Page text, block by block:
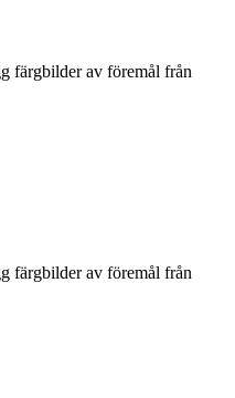
färgbilder av föremål från
färgbilder av föremål från